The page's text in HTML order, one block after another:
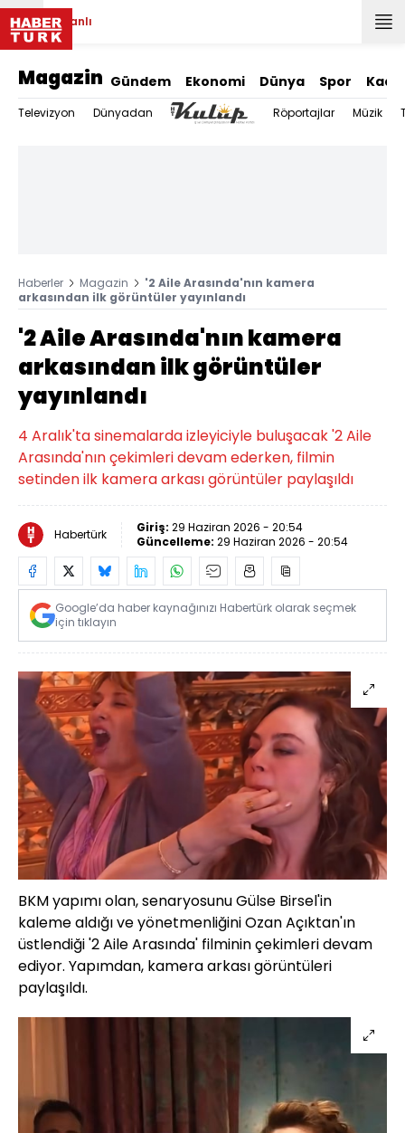
Canlı
Magazin Gündem Ekonomi Dünya Spor
Televizyon Dünyadan Röportajlar Müzik
Haberler Magazin
'2 Aile Arasında'nın kamera
arkasından ilk görüntüler yayınlandı
'2 Aile Arasında'nın kamera
arkasından ilk görüntüler
yayınlandı
4 Aralık'ta sinemalarda izleyiciyle buluşacak '2 Aile
Arasında'nın çekimleri devam ederken, filmin
setinden ilk kamera arkası görüntüler paylaşıldı
Habertürk Giriş: 29 Haziran 2026 - 20:54
Güncelleme: 29 Haziran 2026 - 20:54
Google’da haber kaynağınızı Habertürk olarak seçmek
için tıklayın
BKM yapımı olan, senaryosunu Gülse Birsel'in
kaleme aldığı ve yönetmenliğini Ozan Açıktan'ın
üstlendiği '2 Aile Arasında' filminin çekimleri devam
ediyor. Yapımdan, kamera arkası görüntüleri
paylaşıldı.